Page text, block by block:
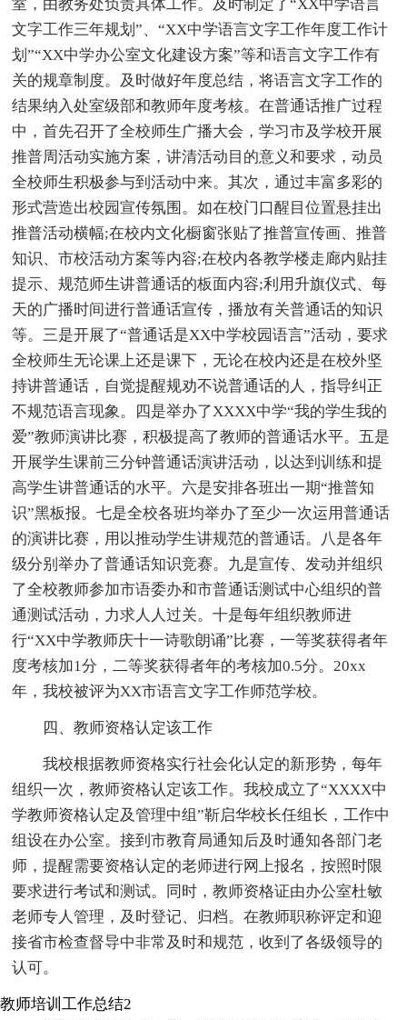
室，由教务处负责具体工作。及时制定了“XX中学语言
文字工作三年规划”、“XX中学语言文字工作年度工作计
划”“XX中学办公室文化建设方案”等和语言文字工作有
关的规章制度。及时做好年度总结，将语言文字工作的
结果纳入处室级部和教师年度考核。在普通话推广过程
中，首先召开了全校师生广播大会，学习市及学校开展
推普周活动实施方案，讲清活动目的意义和要求，动员
全校师生积极参与到活动中来。其次，通过丰富多彩的
形式营造出校园宣传氛围。如在校门口醒目位置悬挂出
推普活动横幅;在校内文化橱窗张贴了推普宣传画、推普
知识、市校活动方案等内容;在校内各教学楼走廊内贴挂
提示、规范师生讲普通话的板面内容;利用升旗仪式、每
天的广播时间进行普通话宣传，播放有关普通话的知识
等。三是开展了“普通话是XX中学校园语言”活动，要求
全校师生无论课上还是课下，无论在校内还是在校外坚
持讲普通话，自觉提醒规劝不说普通话的人，指导纠正
不规范语言现象。四是举办了XXXX中学“我的学生我的
爱”教师演讲比赛，积极提高了教师的普通话水平。五是
开展学生课前三分钟普通话演讲活动，以达到训练和提
高学生讲普通话的水平。六是安排各班出一期“推普知
识”黑板报。七是全校各班均举办了至少一次运用普通话
的演讲比赛，用以推动学生讲规范的普通话。八是各年
级分别举办了普通话知识竞赛。九是宣传、发动并组织
了全校教师参加市语委办和市普通话测试中心组织的普
通测试活动，力求人人过关。十是每年组织教师进
行“XX中学教师庆十一诗歌朗诵”比赛，一等奖获得者年
度考核加1分，二等奖获得者年的考核加0.5分。20xx
年，我校被评为XX市语言文字工作师范学校。
四、教师资格认定该工作
我校根据教师资格实行社会化认定的新形势，每年
组织一次，教师资格认定该工作。我校成立了“XXXX中
学教师资格认定及管理中组”靳启华校长任组长，工作中
组设在办公室。接到市教育局通知后及时通知各部门老
师，提醒需要资格认定的老师进行网上报名，按照时限
要求进行考试和测试。同时，教师资格证由办公室杜敏
老师专人管理，及时登记、归档。在教师职称评定和迎
接省市检查督导中非常及时和规范，收到了各级领导的
认可。
教师培训工作总结2